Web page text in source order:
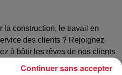
la construction, le travail en
des clients ? Rejoignez
à bâtir les rêves de nos clients
Continuer sans accepter